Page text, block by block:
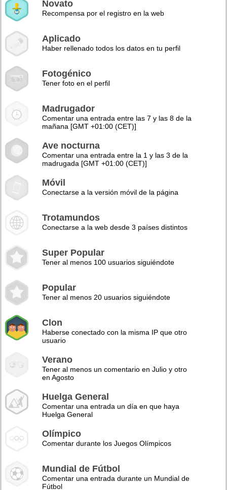
Novato
Recompensa por el registro en la web
Aplicado
Haber rellenado todos los datos en tu perfil
Fotogénico
Tener foto en el perfil
Madrugador
Comentar una entrada entre las 7 y las 8 de la
mañana [GMT +01:00 (CET)]
Ave nocturna
Comentar una entrada entre la 1 y las 3 de la
madrugada [GMT +01:00 (CET)]
Móvil
Conectarse a la versión móvil de la página
Trotamundos
Conectarse a la web desde 3 países distintos
Super Popular
Tener al menos 100 usuarios siguiéndote
Popular
Tener al menos 20 usuarios siguiéndote
Clon
Haberse conectado con la misma IP que otro
usuario
Verano
Tener al menos un comentario en Julio y otro
en Agosto
Huelga General
Comentar una entrada un día en que haya
Huelga General
Olímpico
Comentar durante los Juegos Olímpicos
Mundial de Fútbol
Comentar una entrada durante un Mundial de
Fútbol